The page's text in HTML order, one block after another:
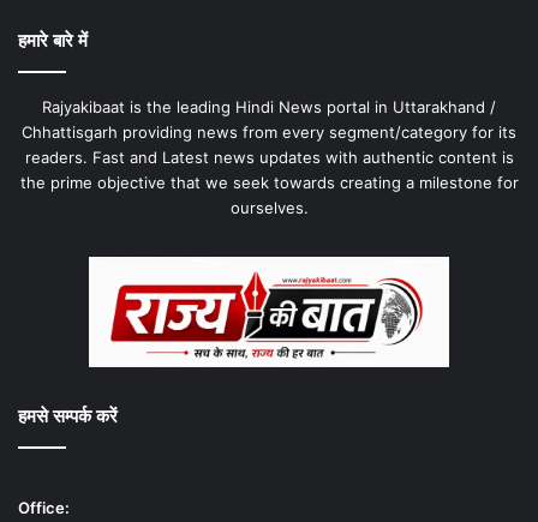
हमारे बारे में
Rajyakibaat is the leading Hindi News portal in Uttarakhand /
Chhattisgarh providing news from every segment/category for its
readers. Fast and Latest news updates with authentic content is
the prime objective that we seek towards creating a milestone for
ourselves.
हमसे सम्पर्क करें
Office: